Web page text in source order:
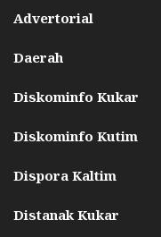
Advertorial
Daerah
Diskominfo Kukar
Diskominfo Kutim
Dispora Kaltim
Distanak Kukar